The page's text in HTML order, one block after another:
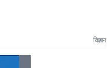
विज्ञापन